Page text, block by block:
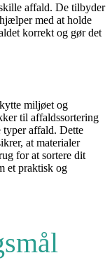
affald. De tilbyder
med at holde
korrekt og gør det
miljøet og
til affaldssortering
typer affald. Dette
at materialer
for at sortere dit
et praktisk og